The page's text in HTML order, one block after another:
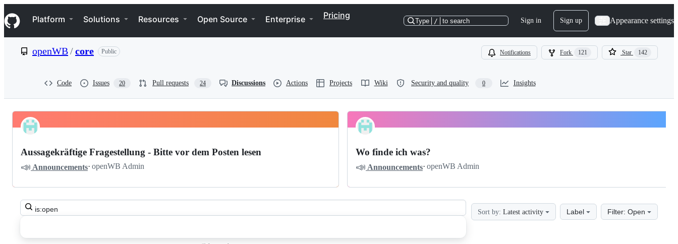
k
i
p
e
Navigation Menu
Platform Solutions Resources Open Source Enterprise Pricing
Type / to search Sign in Sign up Appearance settings
openWB/core Public Notifications Fork 121 Star 142
Code Issues 20 Pull requests 24 Discussions Actions Projects Wiki Security and quality 0 Insights
openWB
core
Discussions
Pinned
Aussagekräftige Fragestellung - Bitte vor dem Posten lesen
📣 Announcements· openWB Admin
Wo finde ich was?
📣 Announcements· openWB Admin
Search
all
Sort by: Latest activity Label Filter: Open